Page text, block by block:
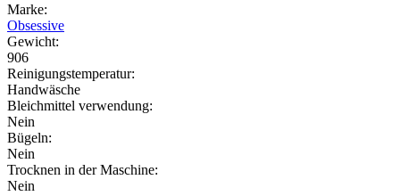
Marke:
Obsessive
Gewicht:
906
Reinigungstemperatur:
Handwäsche
Bleichmittel verwendung:
Nein
Bügeln:
Nein
Trocknen in der Maschine:
Nein